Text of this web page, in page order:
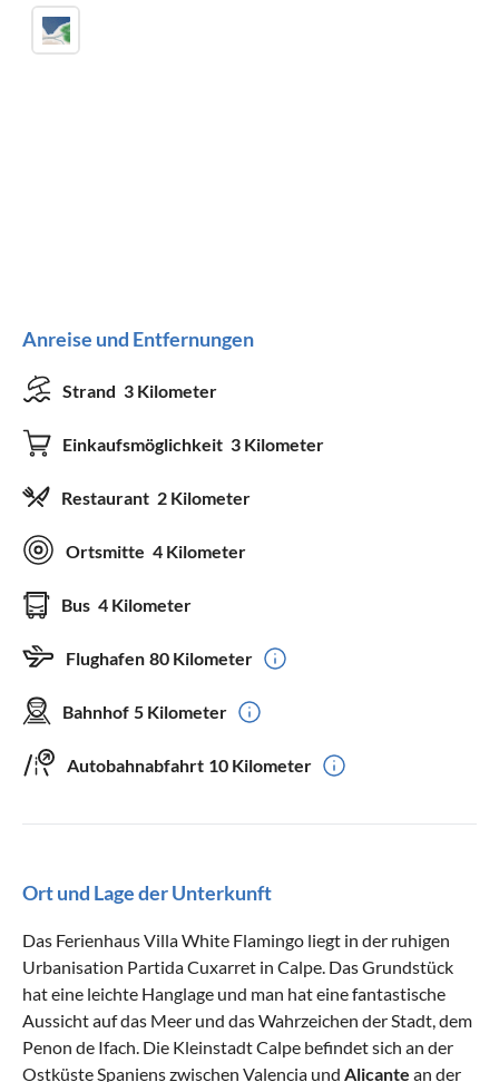
Anreise und Entfernungen
Strand 3 Kilometer
Einkaufsmöglichkeit 3 Kilometer
Restaurant 2 Kilometer
Ortsmitte 4 Kilometer
Bus 4 Kilometer
Flughafen 80 Kilometer
Bahnhof 5 Kilometer
Autobahnabfahrt 10 Kilometer
Ort und Lage der Unterkunft
Das Ferienhaus Villa White Flamingo liegt in der ruhigen
Urbanisation Partida Cuxarret in Calpe. Das Grundstück
hat eine leichte Hanglage und man hat eine fantastische
Aussicht auf das Meer und das Wahrzeichen der Stadt, dem
Penon de Ifach. Die Kleinstadt Calpe befindet sich an der
Ostküste Spaniens zwischen Valencia und Alicante an der